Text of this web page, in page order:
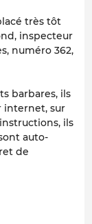
très tôt
inspecteur
numéro 362,
barbares, ils
internet, sur
ils
auto-
de